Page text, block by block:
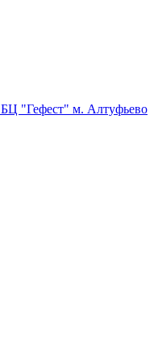
БЦ "Гефест" м. Алтуфьево